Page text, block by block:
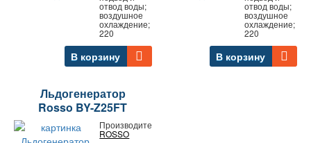
отвод воды;
воздушное
охлаждение;
220
В корзину
отвод воды;
воздушное
охлаждение;
220
В корзину
Льдогенератор
Rosso BY-Z25FT
Производитель:
ROSSO